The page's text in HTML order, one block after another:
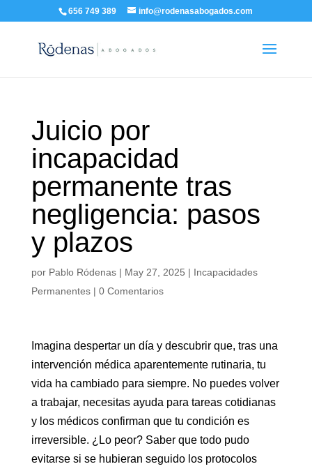
656 749 389 info@rodenasabogados.com
Juicio por
incapacidad
permanente tras
negligencia: pasos
y plazos
por Pablo Ródenas| May 27, 2025 | Incapacidades
Permanentes| 0 Comentarios
Imagina despertar un día y descubrir que, tras una
intervención médica aparentemente rutinaria, tu
vida ha cambiado para siempre. No puedes volver
a trabajar, necesitas ayuda para tareas cotidianas
y los médicos confirman que tu condición es
irreversible. ¿Lo peor? Saber que todo pudo
evitarse si se hubieran seguido los protocolos